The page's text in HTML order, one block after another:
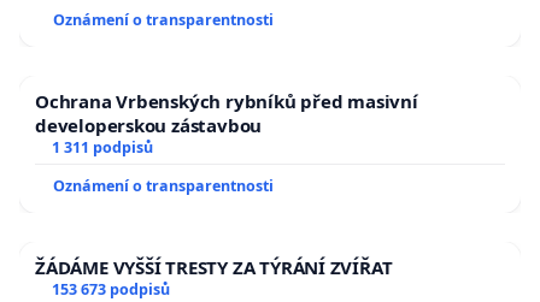
Oznámení o transparentnosti
Ochrana Vrbenských rybníků před masivní
developerskou zástavbou
1 311 podpisů
Oznámení o transparentnosti
ŽÁDÁME VYŠŠÍ TRESTY ZA TÝRÁNÍ ZVÍŘAT
153 673 podpisů